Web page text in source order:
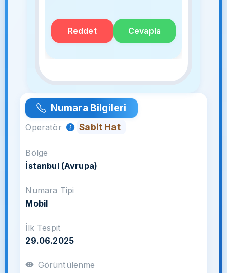
Reddet Cevapla
Numara Bilgileri
Operatör Sabit Hat
Bölge
İstanbul (Avrupa)
Numara Tipi
Mobil
İlk Tespit
29.06.2025
Görüntülenme